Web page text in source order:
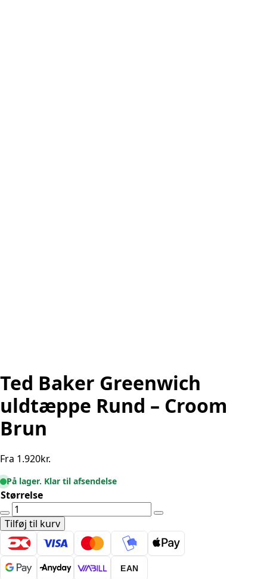
Ted Baker Greenwich
uldtæppe Rund – Croom
Brun
Fra 1.920kr.
På lager. Klar til afsendelse
Størrelse
Ted
Baker
Greenwich
uldtæppe
Rund
Tilføj til kurv
EAN